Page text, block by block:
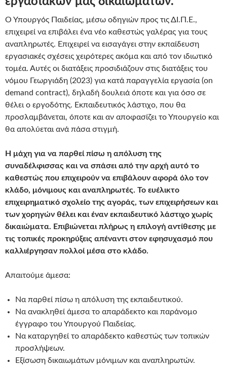
Ο Υπουργός Παιδείας, μέσω οδηγιών προς τις ΔΙ.Π.Ε.,
επιχειρεί να επιβάλει ένα νέο καθεστώς γαλέρας για τους
αναπληρωτές. Επιχειρεί να εισαγάγει στην εκπαίδευση
εργασιακές σχέσεις χειρότερες ακόμα και από τον ιδιωτικό
τομέα. Αυτές οι διατάξεις προσιδιάζουν στις διατάξεις του
νόμου Γεωργιάδη (2023) για κατά παραγγελία εργασία (on
demand contract), δηλαδή δουλειά όποτε και για όσο σε
θέλει ο εργοδότης. Εκπαιδευτικός λάστιχο, που θα
προσλαμβάνεται, όποτε και αν αποφασίζει το Υπουργείο και
θα απολύεται ανά πάσα στιγμή.
Η μάχη για να παρθεί πίσω η απόλυση της
συναδέλφισσας και να σπάσει από την αρχή αυτό το
καθεστώς που επιχειρούν να επιβάλουν αφορά όλο τον
κλάδο, μόνιμους και αναπληρωτές. Το ευέλικτο
επιχειρηματικό σχολείο της αγοράς, των επιχειρήσεων και
των χορηγών θέλει και έναν εκπαιδευτικό λάστιχο χωρίς
δικαιώματα. Επιβιώνεται πλήρως η επιλογή αντίθεσης με
τις τοπικές προκηρύξεις απέναντι στον εφησυχασμό που
καλλιέργησαν πολλοί μέσα στο κλάδο.
Απαιτούμε άμεσα:
Να παρθεί πίσω η απόλυση της εκπαιδευτικού.
Να ανακληθεί άμεσα το απαράδεκτο και παράνομο
έγγραφο του Υπουργού Παιδείας.
Να καταργηθεί το απαράδεκτο καθεστώς των τοπικών
προσλήψεων.
Εξίσωση δικαιωμάτων μόνιμων και αναπληρωτών.